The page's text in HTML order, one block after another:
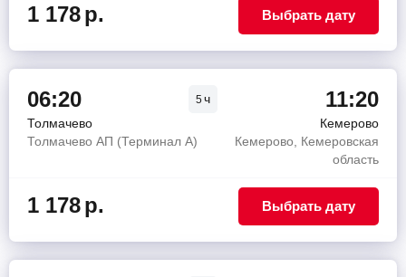
1 178р. Выбрать дату
06:20 5ч 11:20
Толмачево
Кемерово
Толмачево АП (Терминал A)
Кемерово, Кемеровская
область
1 178р. Выбрать дату